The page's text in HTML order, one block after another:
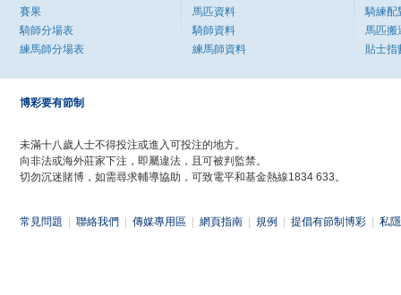
賽果
騎師分場表
練馬師分場表
馬匹資料
騎師資料
練馬師資料
騎練配
馬匹搬
貼士指
博彩要有節制
未滿十八歲人士不得投注或進入可投注的地方。
向非法或海外莊家下注，即屬違法，且可被判監禁。
切勿沉迷賭博，如需尋求輔導協助，可致電平和基金熱線1834 633。
常見問題 聯絡我們 傳媒專用區 網頁指南 規例 提倡有節制博彩 私